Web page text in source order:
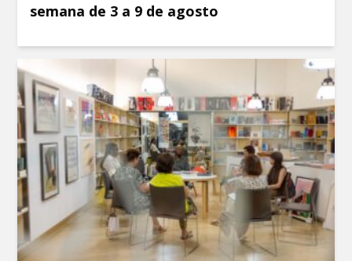
semana de 3 a 9 de agosto